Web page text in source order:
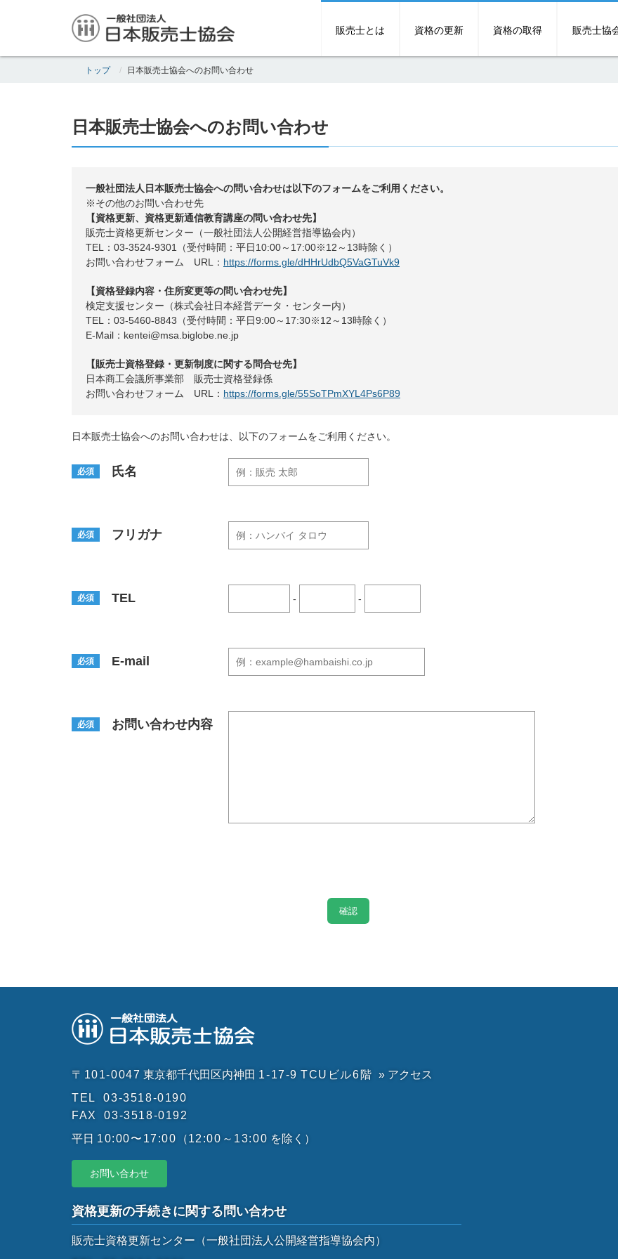
販売士とは 資格の更新 資格の取得 販売士協
トップ 日本販売士協会へのお問い合わせ
日本販売士協会へのお問い合わせ
一般社団法人日本販売士協会への問い合わせは以下のフォームをご利用ください。
※その他のお問い合わせ先
【資格更新、資格更新通信教育講座の問い合わせ先】
販売士資格更新センター（一般社団法人公開経営指導協会内）
TEL：03-3524-9301（受付時間：平日10:00～17:00※12～13時除く）
お問い合わせフォーム URL： https://forms.gle/dHHrUdbQ5VaGTuVk9
【資格登録内容・住所変更等の問い合わせ先】
検定支援センター（株式会社日本経営データ・センター内）
TEL：03-5460-8843（受付時間：平日9:00～17:30※12～13時除く）
E-Mail：kentei@msa.biglobe.ne.jp
【販売士資格登録・更新制度に関する問合せ先】
日本商工会議所事業部 販売士資格登録係
お問い合わせフォーム URL： https://forms.gle/55SoTPmXYL4Ps6P89
日本販売士協会へのお問い合わせは、以下のフォームをご利用ください。
必須 氏名
必須 フリガナ
必須 TEL - -
必須 E-mail
必須 お問い合わせ内容
〒101-0047 東京都千代田区内神田 1-17-9 TCUビル6階
» アクセス
TEL
03-3518-0190
FAX
03-3518-0192
平日 10:00〜17:00 （12:00～13:00 を除く）
お問い合わせ
資格更新の手続きに関する問い合わせ
販売士資格更新センター （一般社団法人公開経営指導協会内）